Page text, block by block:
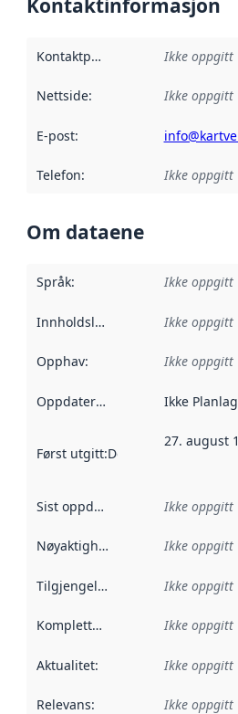
Kontaktinformasjon
Kontaktpunkt Ikke oppgitt
Nettside: Ikke oppgitt
E-post:
Telefon: Ikke oppgitt
Om dataene
Språk: Ikke oppgitt
Innholdsleverandører :
Ikke oppgitt
Opphav: Ikke oppgitt
Oppdateringsfrekvens :
Ikke
Først utgitt:Denne datoen sier
27. august
Sist oppdatert Ikke oppgitt
Nøyaktighet Ikke oppgitt
Tilgjengelighet Ikke oppgitt
Kompletthet Ikke oppgitt
Aktualitet: Ikke oppgitt
Relevans: Ikke oppgitt